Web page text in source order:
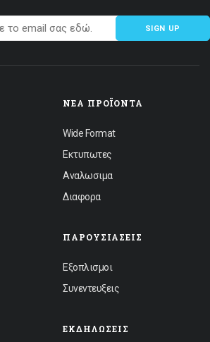
SIGN UP
ΝΈΑ ΠΡΟΪΌΝΤΑ
Wide Format
Εκτυπωτες
Αναλωσιμα
Διαφορα
ΠΑΡΟΥΣΙΆΣΕΙΣ
Εξοπλισμοι
Συνεντευξεις
ΕΚΔΗΛΏΣΕΙΣ